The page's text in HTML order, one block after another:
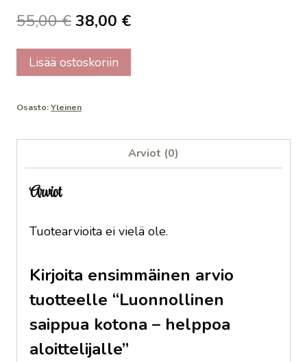
55,00€Alkuperäinen
hinta
oli:
38,00 €Nykyinen
hinta
Luonnollinen
saippua
–
määrä
Lisää ostoskoriin
Osasto:Yleinen
Arviot (0)
Arviot
Tuotearvioita ei vielä ole.
Kirjoita ensimmäinen arvio
tuotteelle “Luonnollinen
saippua kotona – helppoa
aloittelijalle”